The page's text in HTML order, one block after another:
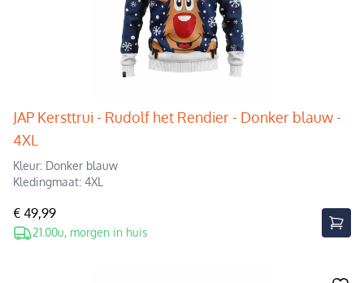
JAP Kersttrui - Rudolf het Rendier - Donker blauw -
4XL
Kleur: Donker blauw
Kledingmaat: 4XL
€ 49,99
21.00u, morgen in huis